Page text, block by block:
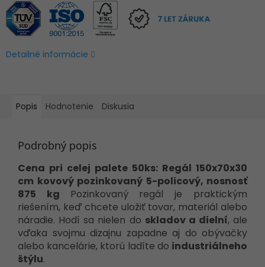
Detailné informácie
Popis Hodnotenie Diskusia
Podrobný popis
Cena pri celej palete 50ks: Regál 150x70x30
cm kovový pozinkovaný 5-policový, nosnosť
875 kg Pozinkovaný regál je praktickým
riešením, keď chcete uložiť tovar, materiál alebo
náradie. Hodí sa nielen do skladov a dielní, ale
vďaka svojmu dizajnu zapadne aj do obývačky
alebo kancelárie, ktorú ladíte do industriálneho
štýlu.